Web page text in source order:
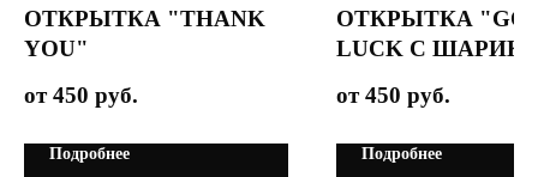
ОТКРЫТКА "THANK
YOU"
450 руб.
Подробнее
ОТКРЫТКА
LUCK С
450 руб.
Подробнее